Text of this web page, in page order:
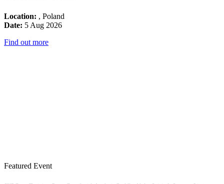
Location: , Poland
Date: 5 Aug 2026
Find out more
Featured Event